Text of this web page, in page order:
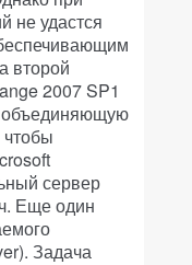
не удастся
второй
2007 SP1
объединяющую
сервер
Еще один
Задача